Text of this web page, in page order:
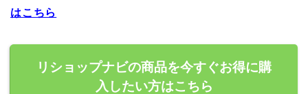
はこちら
リショップナビの商品を今すぐお得に購
入したい方はこちら